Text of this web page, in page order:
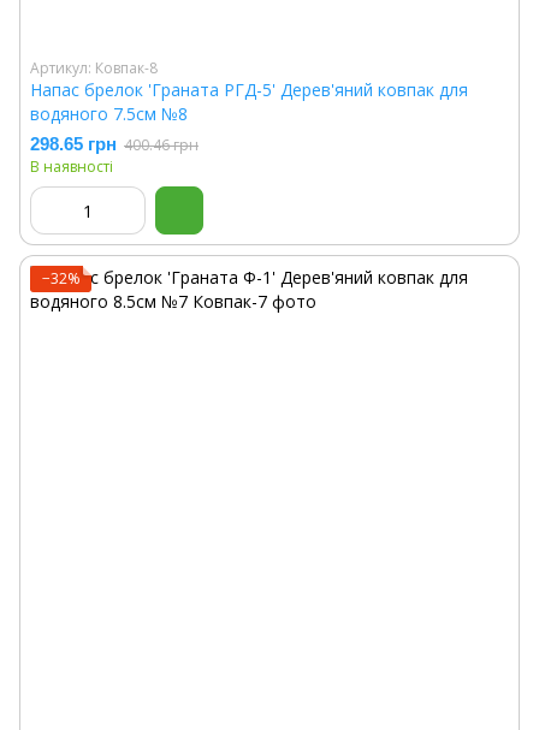
Артикул: Ковпак-8
Напас брелок 'Граната РГД-5' Дерев'яний ковпак для
водяного 7.5см №8
298.65 грн 400.46 грн
В наявності
−32%